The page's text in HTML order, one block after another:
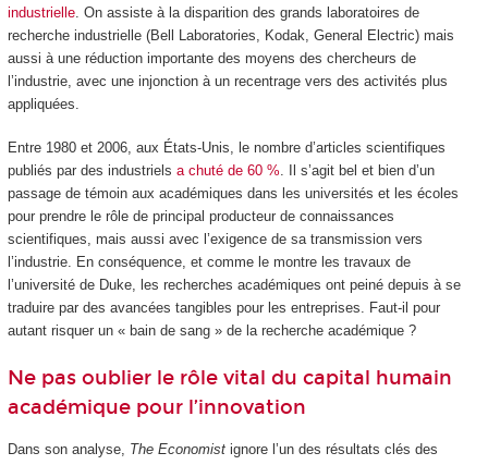
industrielle. On assiste à la disparition des grands laboratoires de
recherche industrielle (Bell Laboratories, Kodak, General Electric) mais
aussi à une réduction importante des moyens des chercheurs de
l’industrie, avec une injonction à un recentrage vers des activités plus
appliquées.
Entre 1980 et 2006, aux États-Unis, le nombre d’articles scientifiques
publiés par des industriels a chuté de 60 %. Il s’agit bel et bien d’un
passage de témoin aux académiques dans les universités et les écoles
pour prendre le rôle de principal producteur de connaissances
scientifiques, mais aussi avec l’exigence de sa transmission vers
l’industrie. En conséquence, et comme le montre les travaux de
l’université de Duke, les recherches académiques ont peiné depuis à se
traduire par des avancées tangibles pour les entreprises. Faut-il pour
autant risquer un « bain de sang » de la recherche académique ?
Ne pas oublier le rôle vital du capital humain
académique pour l’innovation
Dans son analyse, The Economistignore l’un des résultats clés des